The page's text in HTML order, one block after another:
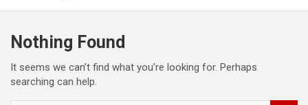
Nothing Found
It seems we can’t find what you’re looking for. Perhaps
searching can help.